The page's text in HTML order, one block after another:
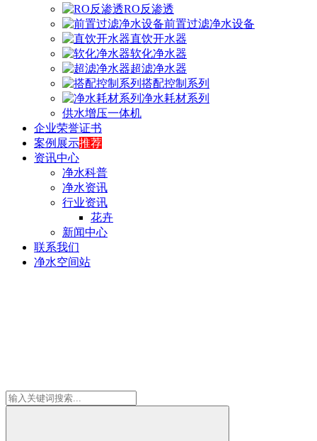
RO反渗透
前置过滤净水设备
直饮开水器
软化净水器
超滤净水器
搭配控制系列
净水耗材系列
供水增压一体机
企业荣誉证书
案例展示推荐
资讯中心
净水科普
净水资讯
行业资讯
花卉
新闻中心
联系我们
净水空间站